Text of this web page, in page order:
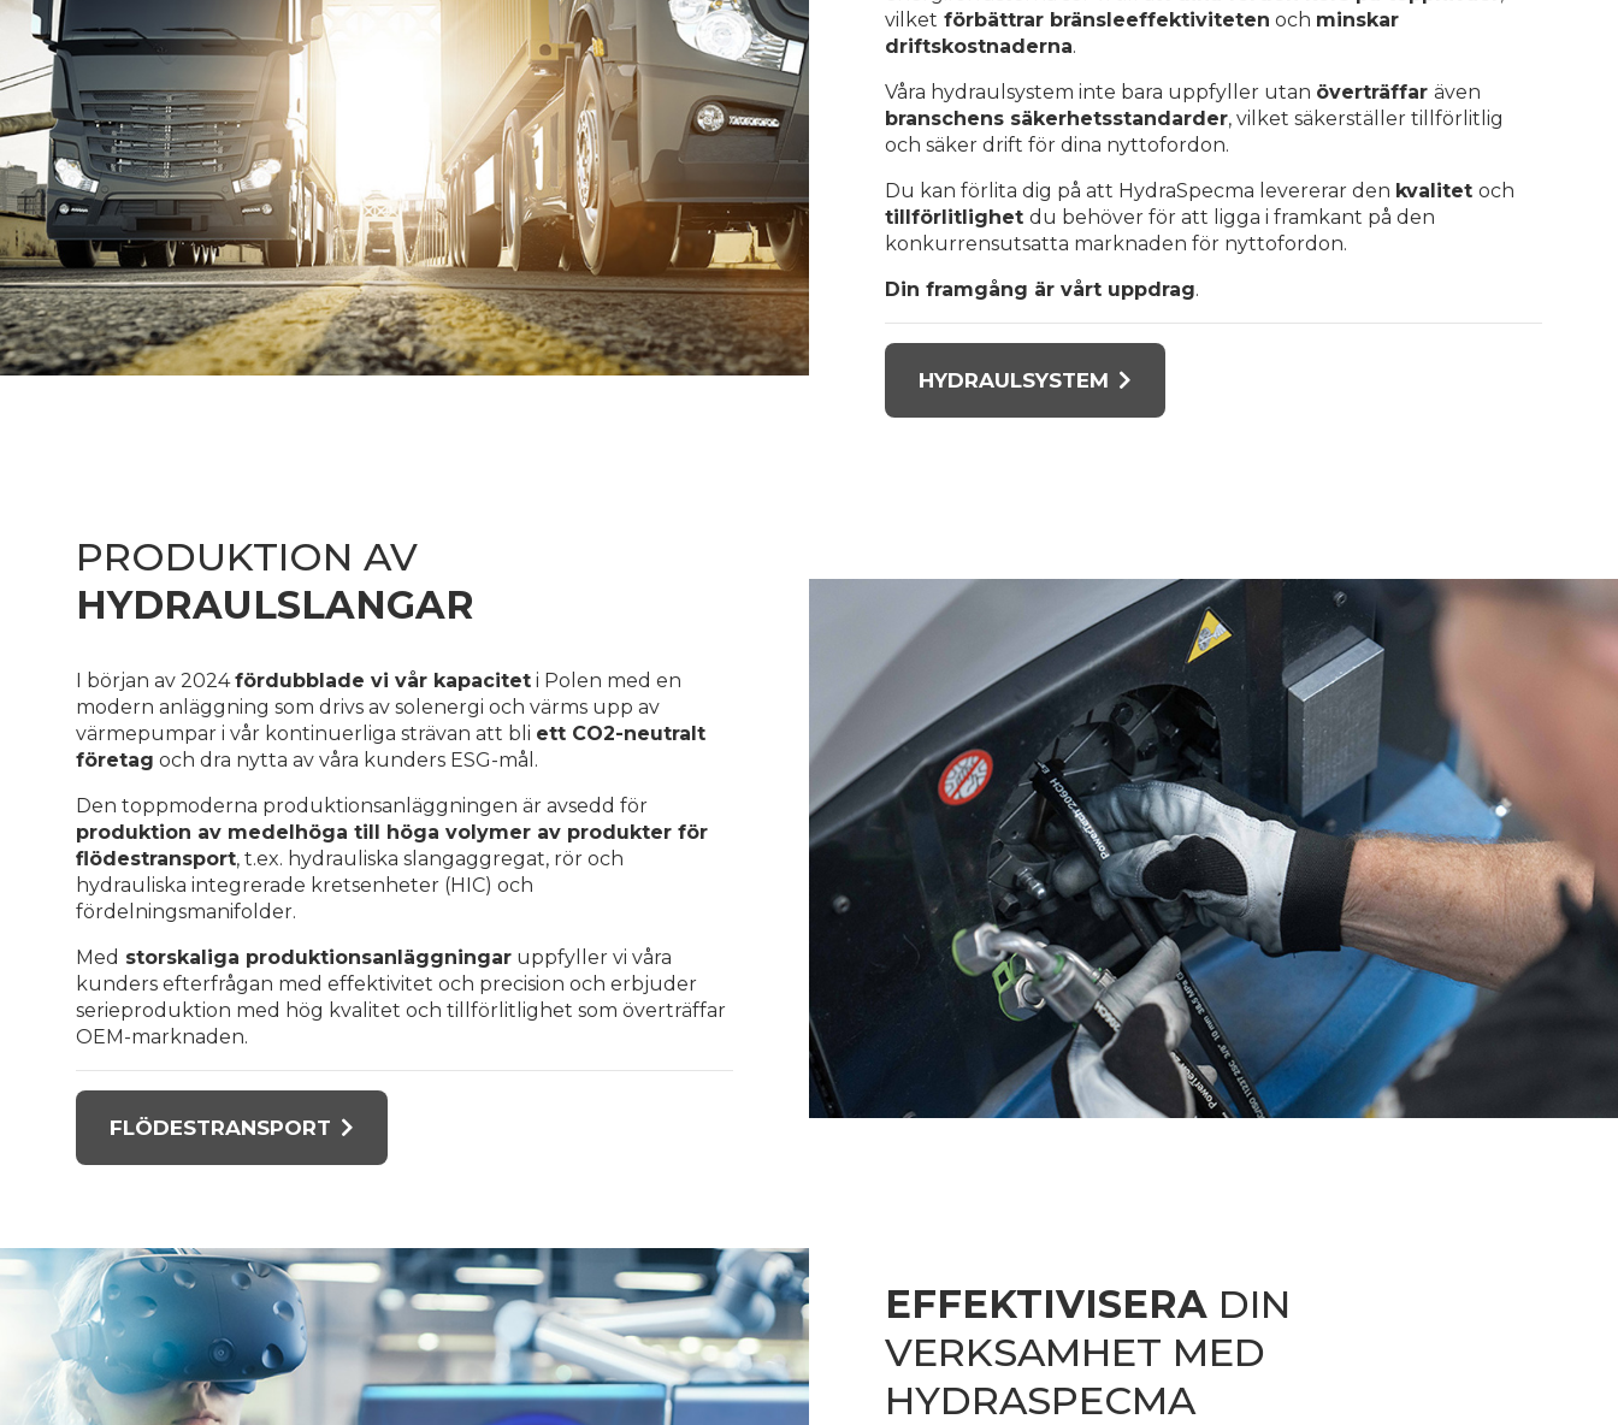
vilket förbättrar bränsleeffektiviteten och minskar
driftskostnaderna.
Våra hydraulsystem inte bara uppfyller utan överträffar även
branschens säkerhetsstandarder, vilket säkerställer tillförlitlig
och säker drift för dina nyttofordon.
Du kan förlita dig på att HydraSpecma levererar den kvalitet och
tillförlitlighet du behöver för att ligga i framkant på den
konkurrensutsatta marknaden för nyttofordon.
Din framgång är vårt uppdrag.
HYDRAULSYSTEM
PRODUKTION AV
HYDRAULSLANGAR
I början av 2024fördubblade vi vår kapacitet i Polen med en
modern anläggning som drivs av solenergi och värms upp av
värmepumpar i vår kontinuerliga strävan att bli ett CO2-neutralt
företag och dra nytta av våra kunders ESG-mål.
Den toppmoderna produktionsanläggningen är avsedd för
produktion av medelhöga till höga volymer av produkter för
flödestransport, t.ex. hydrauliska slangaggregat, rör och
hydrauliska integrerade kretsenheter (HIC) och
fördelningsmanifolder.
Med storskaliga produktionsanläggningar uppfyller vi våra
kunders efterfrågan med effektivitet och precision och erbjuder
serieproduktion med hög kvalitet och tillförlitlighet som överträffar
OEM-marknaden.
FLÖDESTRANSPORT
EFFEKTIVISERA DIN
VERKSAMHET MED
HYDRASPECMA